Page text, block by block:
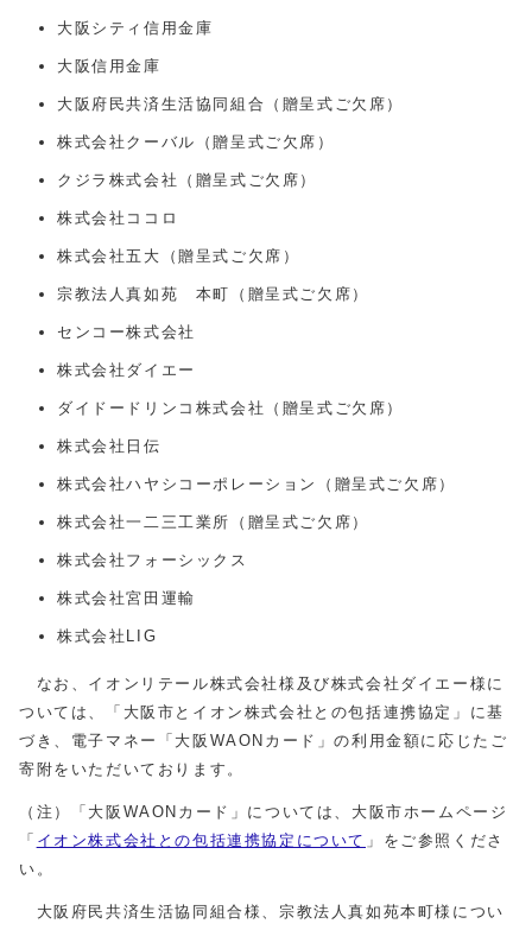
大阪シティ信用金庫
大阪信用金庫
大阪府民共済生活協同組合（贈呈式ご欠席）
株式会社クーバル（贈呈式ご欠席）
クジラ株式会社（贈呈式ご欠席）
株式会社ココロ
株式会社五大（贈呈式ご欠席）
宗教法人真如苑 本町（贈呈式ご欠席）
センコー株式会社
株式会社ダイエー
ダイドードリンコ株式会社（贈呈式ご欠席）
株式会社日伝
株式会社ハヤシコーポレーション（贈呈式ご欠席）
株式会社一二三工業所（贈呈式ご欠席）
株式会社フォーシックス
株式会社宮田運輸
株式会社LIG
なお、イオンリテール株式会社様及び株式会社ダイエー様に
ついては、「大阪市とイオン株式会社との包括連携協定」に基
づき、電子マネー「大阪WAONカード」の利用金額に応じたご
寄附をいただいております。
（注）「大阪WAONカード」については、大阪市ホームページ
「 イオン株式会社との包括連携協定について 」をご参照くださ
い。
大阪府民共済生活協同組合様、宗教法人真如苑本町様につい